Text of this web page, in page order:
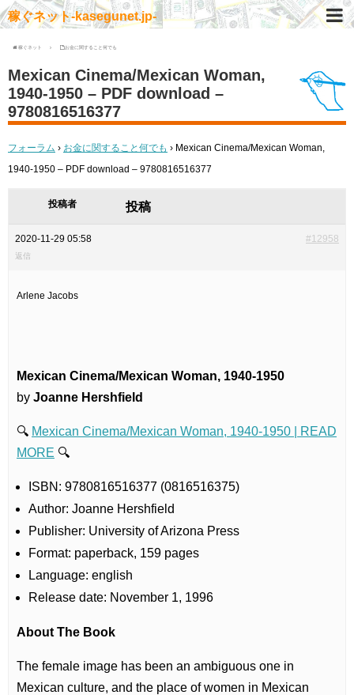
稼ぐネット-kasegunet.jp-
稼ぐネット お金に関すること何でも
Mexican Cinema/Mexican Woman,
1940-1950 – PDF download –
9780816516377
フォーラム › お金に関すること何でも › Mexican Cinema/Mexican Woman,
1940-1950 – PDF download – 9780816516377
投稿者 投稿
2020-11-29 05:58 #12958
返信
Arlene Jacobs
Mexican Cinema/Mexican Woman, 1940-1950
by Joanne Hershfield
🔍 Mexican Cinema/Mexican Woman, 1940-1950 | READ
MORE 🔍
ISBN: 9780816516377 (0816516375)
Author: Joanne Hershfield
Publisher: University of Arizona Press
Format: paperback, 159 pages
Language: english
Release date: November 1, 1996
About The Book
The female image has been an ambiguous one in
Mexican culture, and the place of women in Mexican